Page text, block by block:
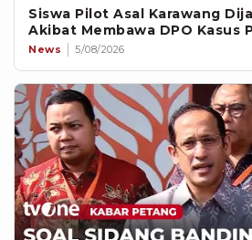
Siswa Pilot Asal Karawang
Akibat Membawa DPO Kasus
News 5/08/2026